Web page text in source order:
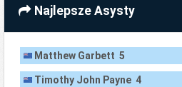
Najlepsze Asysty
Matthew Garbett 5
Timothy John Payne 4